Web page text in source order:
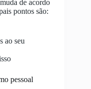
de acordo
pontos são:
ao seu
pessoal